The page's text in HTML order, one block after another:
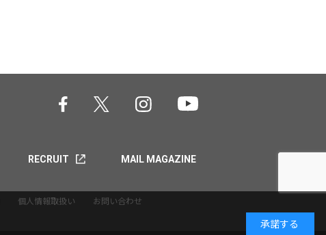
RECRUIT MAIL MAGAZINE
個人情報取扱い お問い合わせ
承諾する